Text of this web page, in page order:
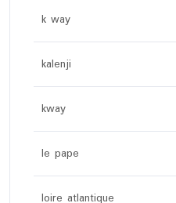
k way
kalenji
kway
le pape
loire atlantique